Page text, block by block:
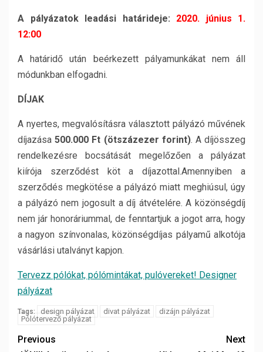
A pályázatok leadási határideje: 2020. június 1.
12:00
A határidő után beérkezett pályamunkákat nem áll
módunkban elfogadni.
DÍJAK
A nyertes, megvalósításra választott pályázó művének
díjazása500.000 Ft (ötszázezer forint). A díjösszeg
rendelkezésre bocsátását megelőzően a pályázat
kiírója szerződést köt a díjazottal.Amennyiben a
szerződés megkötése a pályázó miatt meghiúsul, úgy
a pályázó nem jogosult a díj átvételére. A közönségdíj
nem jár honoráriummal, de fenntartjuk a jogot arra, hogy
a nagyon színvonalas, közönségdíjas pályamű alkotója
vásárlási utalványt kapjon.
Tervezz pólókat, pólómintákat, pulóvereket! Designer
pályázat
Tags: design pályázat divat pályázat
dizájn pályázat
Pólótervező pályázat
Previous
Next